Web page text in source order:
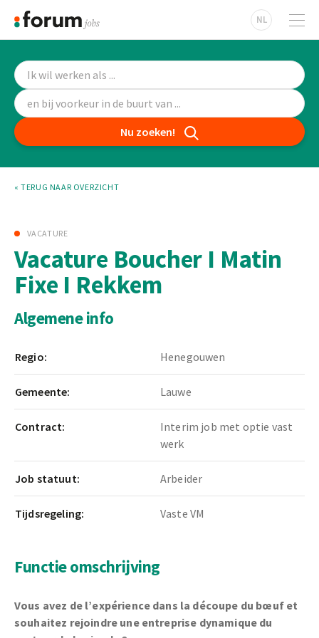
NL
Nu zoeken!
« TERUG NAAR OVERZICHT
VACATURE
Vacature Boucher I Matin
Fixe I Rekkem
Algemene info
Regio: Henegouwen
Gemeente: Lauwe
Contract:
Interim job met optie vast
werk
Job statuut: Arbeider
Tijdsregeling: Vaste VM
Functie omschrijving
Vous avez de l’expérience dans la découpe du bœuf et
souhaitez rejoindre une entreprise dynamique du